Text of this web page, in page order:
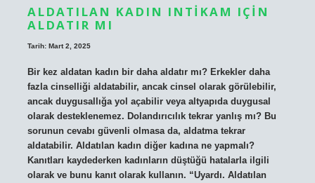
ALDATILAN KADIN INTIKAM IÇIN
ALDATIR MI
Tarih: Mart 2, 2025
Bir kez aldatan kadın bir daha aldatır mı? Erkekler daha
fazla cinselliği aldatabilir, ancak cinsel olarak görülebilir,
ancak duygusallığa yol açabilir veya altyapıda duygusal
olarak desteklenemez. Dolandırıcılık tekrar yanlış mı? Bu
sorunun cevabı güvenli olmasa da, aldatma tekrar
aldatabilir. Aldatılan kadın diğer kadına ne yapmalı?
Kanıtları kaydederken kadınların düştüğü hatalarla ilgili
olarak ve bunu kanıt olarak kullanın. “Uyardı. Aldatılan